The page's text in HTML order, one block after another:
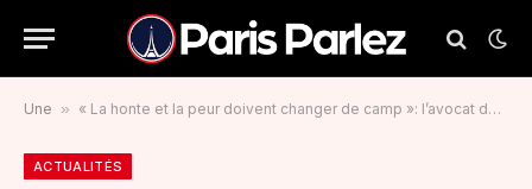
Une » « La honte et la peur doivent changer de camp »: l’avocat de Laëtitia raconte l’enfer de 7 années de viols, de torture et d’emprise
ACTUALITÉS